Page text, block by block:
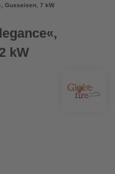
Gusseisen, 7 kW
kW